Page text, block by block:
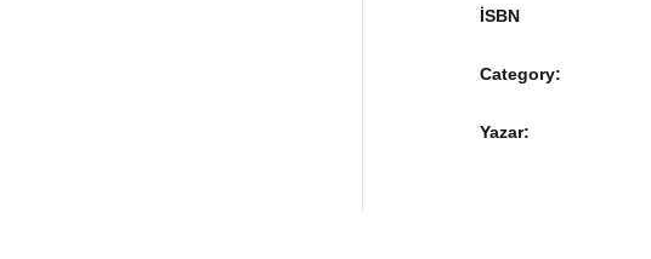
İSBN
Category:
Yazar